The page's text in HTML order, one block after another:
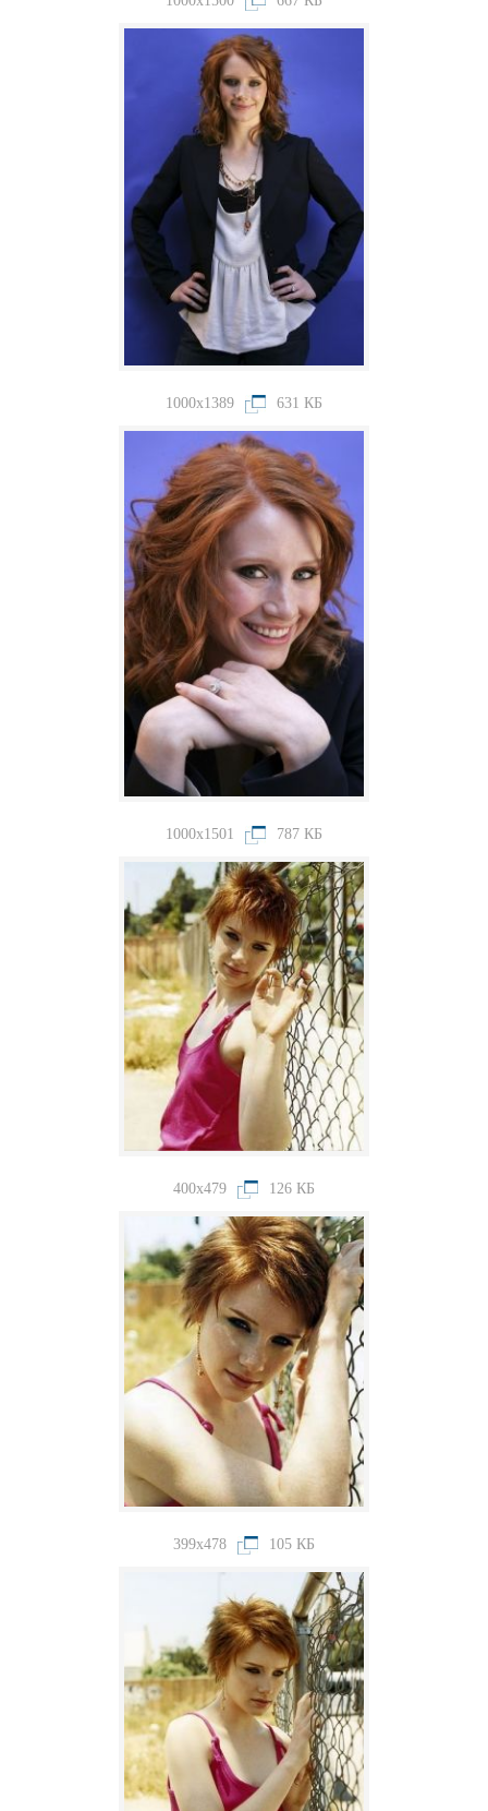
1000x1389 631 КБ
1000x1501 787 КБ
400x479 126 КБ
399x478 105 КБ